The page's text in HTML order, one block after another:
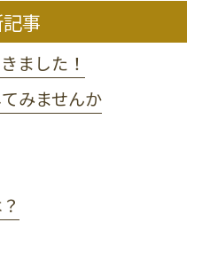
事
ました！
みませんか